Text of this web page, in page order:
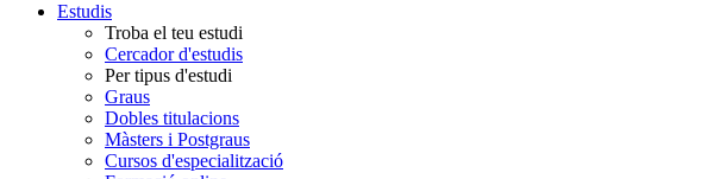
Estudis
Troba el teu estudi
Cercador d'estudis
Per tipus d'estudi
Graus
Dobles titulacions
Màsters i Postgraus
Cursos d'especialització